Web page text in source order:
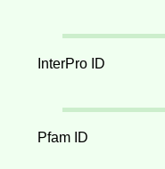
InterPro ID
Pfam ID